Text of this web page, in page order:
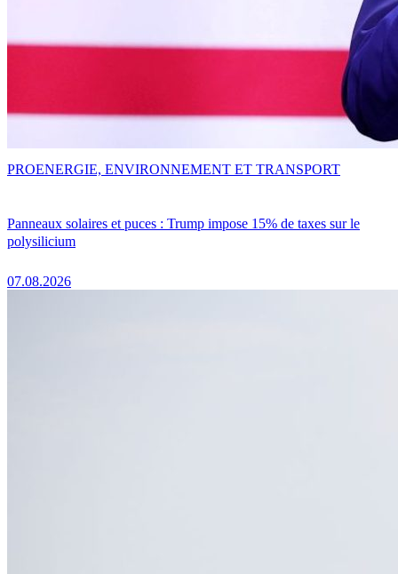
Panneaux solaires et puces : Trump impose 15% de taxes sur le
polysilicium
07.08.2026
PROENERGIE, ENVIRONNEMENT ET TRANSPORT